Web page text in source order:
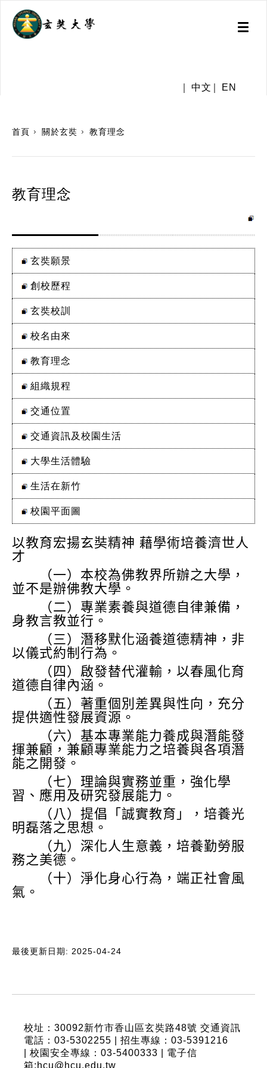
Toggle
中文 EN
首頁 關於玄奘 教育理念
教育理念
玄奘願景
創校歷程
玄奘校訓
校名由來
教育理念
組織規程
交通位置
交通資訊及校園生活
大學生活體驗
生活在新竹
校園平面圖
以教育宏揚玄奘精神 藉學術培養濟世人
才
（一）本校為佛教界所辦之大學，
並不是辦佛教大學。
（二）專業素養與道德自律兼備，
身教言教並行。
（三）潛移默化涵養道德精神，非
以儀式約制行為。
（四）啟發替代灌輸，以春風化育
道德自律內涵。
（五）著重個別差異與性向，充分
提供適性發展資源。
（六）基本專業能力養成與潛能發
揮兼顧，兼顧專業能力之培養與各項潛
能之開發。
（七）理論與實務並重，強化學
習、應用及研究發展能力。
（八）提倡「誠實教育」，培養光
明磊落之思想。
（九）深化人生意義，培養勤勞服
務之美德。
（十）淨化身心行為，端正社會風
氣。
最後更新日期: 2025-04-24
校址：30092新竹市香山區玄奘路48號 交通資訊
電話：03-5302255 | 招生專線：03-5391216
| 校園安全專線：03-5400333 | 電子信
箱:hcu@hcu.edu.tw